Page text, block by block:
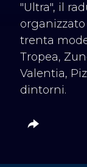
"Ultra", il
trenta
Tropea,
Valentia,
dintorni.